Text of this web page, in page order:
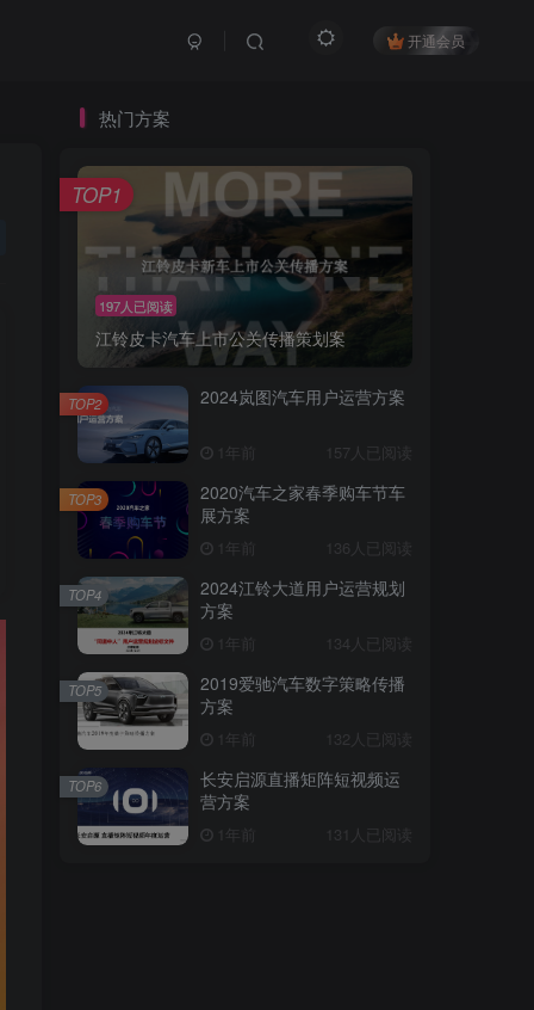
开通会员
热门方案
197人已阅读
江铃皮卡汽车上市公关传播策划案
TOP1
2024岚图汽车用户运营方案
1年前 157人已阅读
TOP2
2020汽车之家春季购车节车
展方案
1年前 136人已阅读
TOP3
2024江铃大道用户运营规划
方案
1年前 134人已阅读
TOP4
2019爱驰汽车数字策略传播
方案
1年前 132人已阅读
TOP5
长安启源直播矩阵短视频运
营方案
1年前 131人已阅读
TOP6